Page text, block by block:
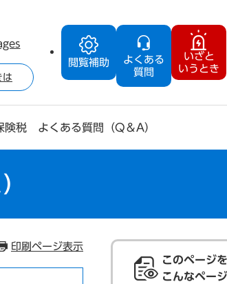
閲覧補助
よくある
質問
いざと
いうとき
は
険税 よくある質問（Q＆A）
印刷ページ表示
このページ
こんなペー